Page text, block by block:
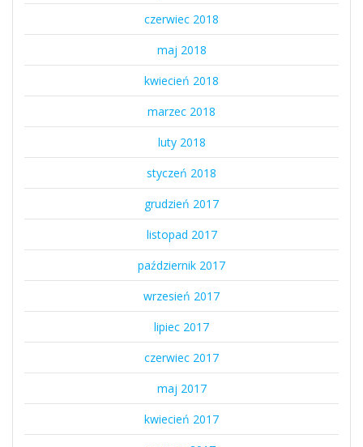
czerwiec 2018
maj 2018
kwiecień 2018
marzec 2018
luty 2018
styczeń 2018
grudzień 2017
listopad 2017
październik 2017
wrzesień 2017
lipiec 2017
czerwiec 2017
maj 2017
kwiecień 2017